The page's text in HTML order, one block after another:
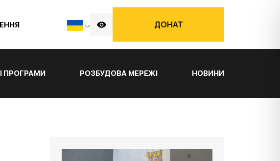
ДОНАТ
ПРОГРАМИ РОЗБУДОВА МЕРЕЖІ НОВИНИ